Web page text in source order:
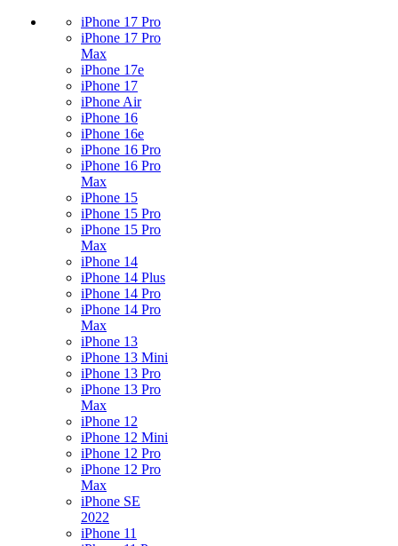
iPhone 17 Pro
iPhone 17 Pro
Max
iPhone 17e
iPhone 17
iPhone Air
iPhone 16
iPhone 16e
iPhone 16 Pro
iPhone 16 Pro
Max
iPhone 15
iPhone 15 Pro
iPhone 15 Pro
Max
iPhone 14
iPhone 14 Plus
iPhone 14 Pro
iPhone 14 Pro
Max
iPhone 13
iPhone 13 Mini
iPhone 13 Pro
iPhone 13 Pro
Max
iPhone 12
iPhone 12 Mini
iPhone 12 Pro
iPhone 12 Pro
Max
iPhone SE
2022
iPhone 11